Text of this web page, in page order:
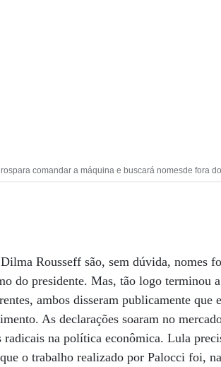
comandar a máquina e buscará nomesde fora
Rousseff são, sem dúvida, nomes
do presidente. Mas, tão logo terminou
ambos disseram publicamente que
As declarações soaram no
radicais na política econômica. Lula
o trabalho realizado por Palocci foi,